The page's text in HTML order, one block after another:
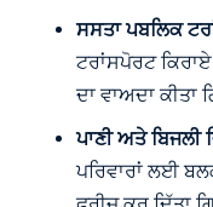
ਸਸਤਾ ਪਬਲਿਕ
ਟਰਾਂਸਪੋਰਟ
ਦਾ ਵਾਅਦਾ ਕੀਤਾ
ਪਾਣੀ ਅਤੇ ਬਿਜਲੀ
ਪਰਿਵਾਰਾਂ ਲਈ